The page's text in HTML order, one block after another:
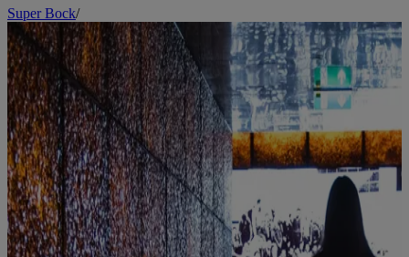
Super Bock/